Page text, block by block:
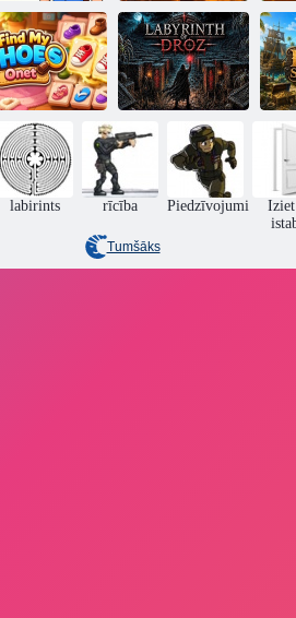
Mīlestības
stāsts: Atrodi
gabalu
Lulū detektīvs
Atrodi manas
kurpes
Drozas labirints
labirints rīcība Piedzīvojumi
Tumšāks